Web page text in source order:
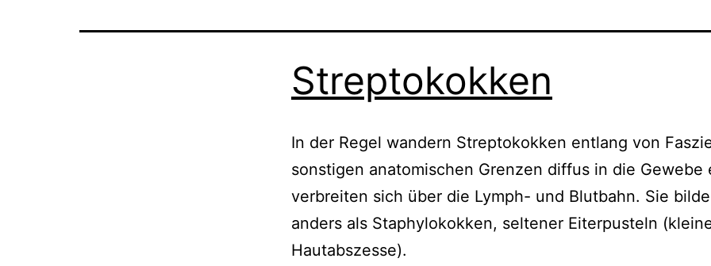
Streptokokken
In der Regel wandern Streptokokken entlang von
sonstigen anatomischen Grenzen diffus in die Gewebe
verbreiten sich über die Lymph- und Blutbahn. Sie
anders als Staphylokokken, seltener Eiterpusteln
Hautabszesse).